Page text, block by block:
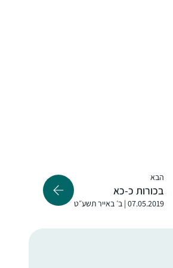
הבא
בכורות כ-כא
07.05.2019 | ב׳ באייר תשע״ט
when it began in Jan 2020